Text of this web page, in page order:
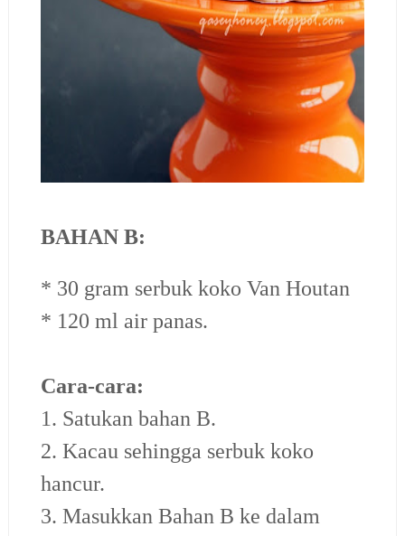
BAHAN B:
* 30 gram serbuk koko Van Houtan
* 120 ml air panas.
Cara-cara:
1. Satukan bahan B.
2. Kacau sehingga serbuk koko
hancur.
3. Masukkan Bahan B ke dalam